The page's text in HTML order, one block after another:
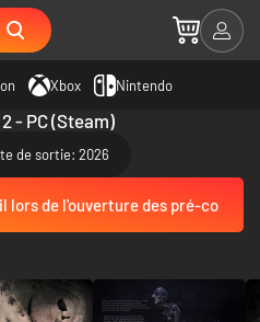
Xbox Nintendo
- PC (Steam)
de sortie: 2026
lors de l'ouverture des pré-co